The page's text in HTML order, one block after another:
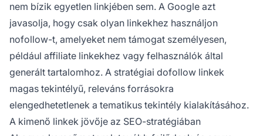
nem bízik egyetlen linkjében sem. A Google azt
javasolja, hogy csak olyan linkekhez használjon
nofollow-t, amelyeket nem támogat személyesen,
például affiliate linkekhez vagy felhasználók által
generált tartalomhoz. A stratégiai dofollow linkek
magas tekintélyű, releváns forrásokra
elengedhetetlenek a tematikus tekintély kialakításához.
A kimenő linkek jövője az SEO-stratégiában